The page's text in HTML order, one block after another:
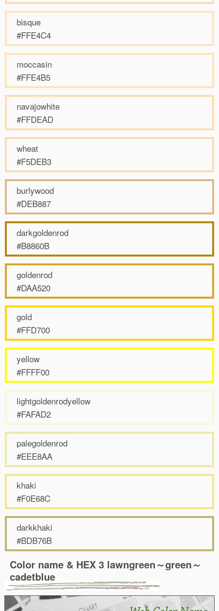
bisque
#FFE4C4
moccasin
#FFE4B5
navajowhite
#FFDEAD
wheat
#F5DEB3
burlywood
#DEB887
darkgoldenrod
#B8860B
goldenrod
#DAA520
gold
#FFD700
yellow
#FFFF00
lightgoldenrodyellow
#FAFAD2
palegoldenrod
#EEE8AA
khaki
#F0E68C
darkkhaki
#BDB76B
Color name & HEX 3 lawngreen～green～
cadetblue